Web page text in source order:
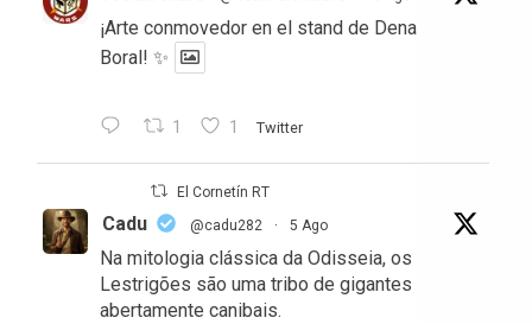
¡Arte conmovedor en el stand de Dena
Boral! ✨
1 1 Twitter
El Cornetín RT
Cadu @cadu282 · 5 Ago
Na mitologia clássica da Odisseia, os
Lestrigões são uma tribo de gigantes
abertamente canibais.